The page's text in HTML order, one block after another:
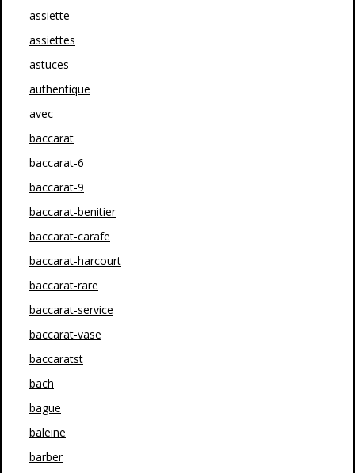
assiette
assiettes
astuces
authentique
avec
baccarat
baccarat-6
baccarat-9
baccarat-benitier
baccarat-carafe
baccarat-harcourt
baccarat-rare
baccarat-service
baccarat-vase
baccaratst
bach
bague
baleine
barber